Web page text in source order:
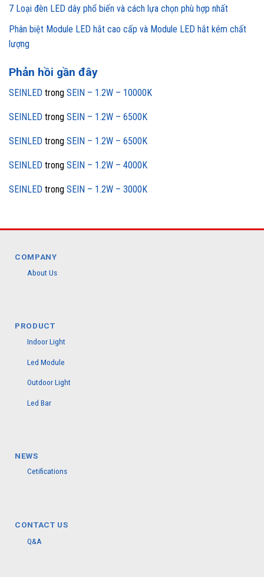
7 Loại đèn LED dây phổ biến và cách lựa chọn phù hợp nhất
Phân biệt Module LED hắt cao cấp và Module LED hắt kém chất
lượng
Phản hồi gần đây
SEINLED trong SEIN – 1.2W – 10000K
SEINLED trong SEIN – 1.2W – 6500K
SEINLED trong SEIN – 1.2W – 6500K
SEINLED trong SEIN – 1.2W – 4000K
SEINLED trong SEIN – 1.2W – 3000K
COMPANY
About Us
PRODUCT
Indoor Light
Led Module
Outdoor Light
Led Bar
NEWS
Cetifications
CONTACT US
Q&A